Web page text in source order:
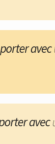
avec
avec